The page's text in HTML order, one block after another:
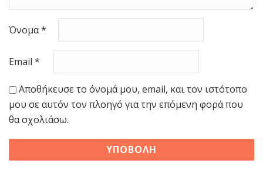
Όνομα*
Email *
Αποθήκευσε το όνομά μου, email, και τον ιστότοπο
μου σε αυτόν τον πλοηγό για την επόμενη φορά που
θα σχολιάσω.